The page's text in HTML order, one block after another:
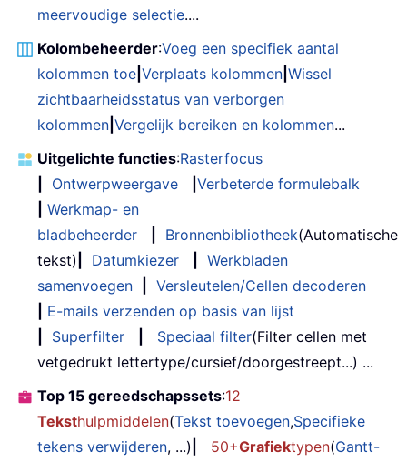
meervoudige selectie....
Kolombeheerder:Voeg een specifiek aantal
kolommen toe Verplaats kolommen Wissel
zichtbaarheidsstatus van verborgen
kolommen Vergelijk bereiken en kolommen...
Uitgelichte functies:Rasterfocus
Ontwerpweergave
Verbeterde formulebalk
Werkmap- en
bladbeheerder
Bronnenbibliotheek(Automatische
tekst)
Datumkiezer
Werkbladen
samenvoegen
Versleutelen/Cellen decoderen
E-mails verzenden op basis van lijst
Superfilter Speciaal filter(Filter cellen met
vetgedrukt lettertype/cursief/doorgestreept...) ...
Top 15 gereedschapssets:12
Teksthulpmiddelen(Tekst toevoegen,Specifieke
tekens verwijderen, ...) 50+Grafiektypen(Gantt-